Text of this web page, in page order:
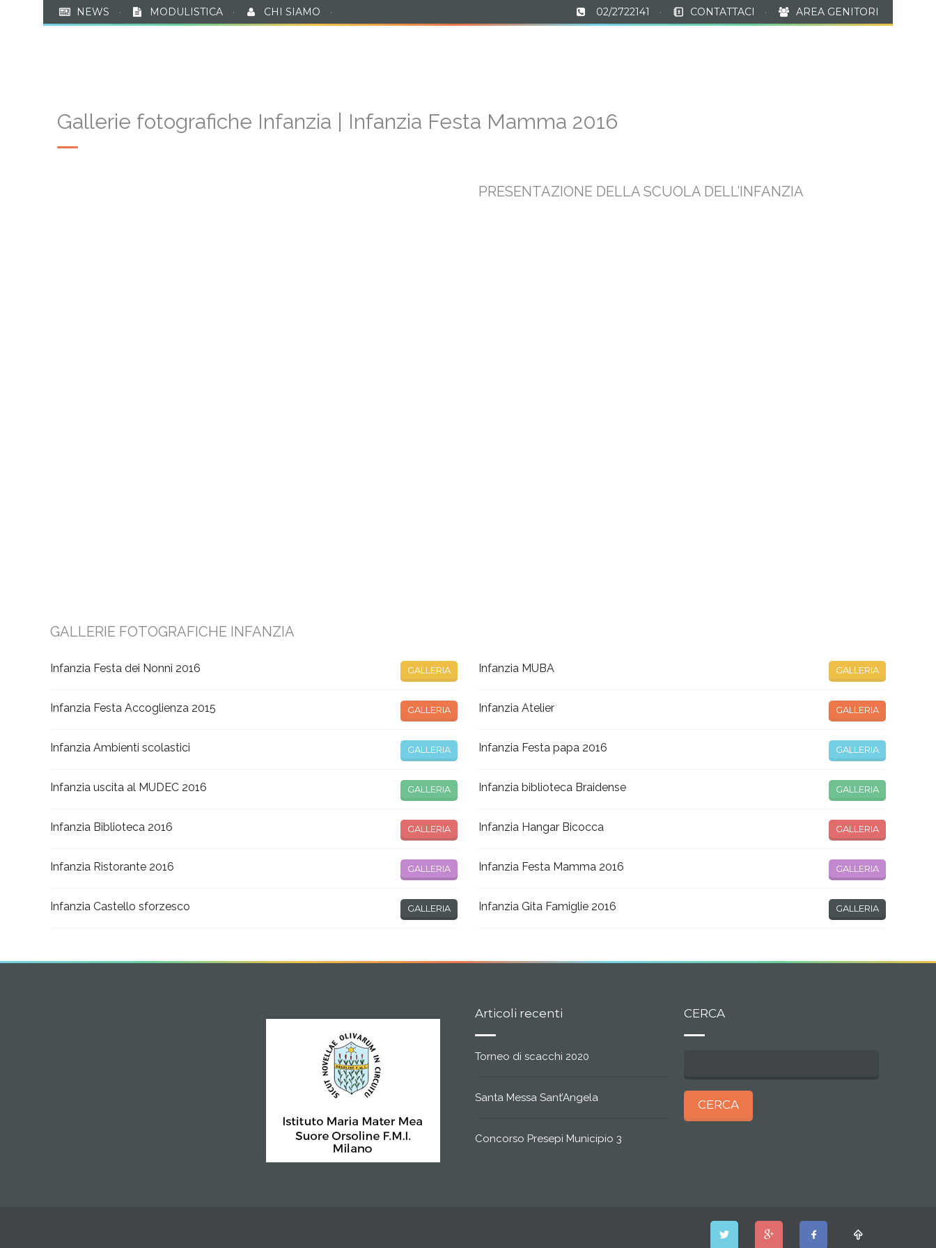
NEWS · MODULISTICA · CHI SIAMO · 02/2722141 · CONTATTACI · AREA GENITORI
Gallerie fotografiche Infanzia | Infanzia Festa Mamma 2016
PRESENTAZIONE DELLA SCUOLA DELL’INFANZIA
GALLERIE FOTOGRAFICHE INFANZIA
Infanzia Festa dei Nonni 2016 GALLERIA
Infanzia Festa Accoglienza 2015 GALLERIA
Infanzia Ambienti scolastici GALLERIA
Infanzia uscita al MUDEC 2016 GALLERIA
Infanzia Biblioteca 2016 GALLERIA
Infanzia Ristorante 2016 GALLERIA
Infanzia Castello sforzesco GALLERIA
Infanzia MUBA GALLERIA
Infanzia Atelier GALLERIA
Infanzia Festa papa 2016 GALLERIA
Infanzia biblioteca Braidense GALLERIA
Infanzia Hangar Bicocca GALLERIA
Infanzia Festa Mamma 2016 GALLERIA
Infanzia Gita Famiglie 2016 GALLERIA
Articoli recenti
Torneo di scacchi 2020
Santa Messa Sant’Angela
Concorso Presepi Municipio 3
CERCA